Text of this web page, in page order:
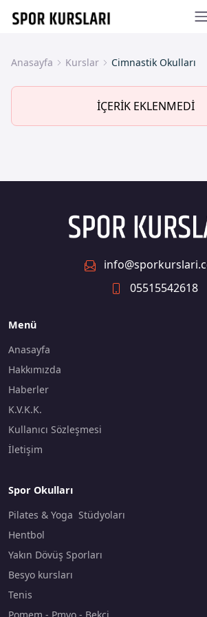
Anasayfa Kurslar Cimnastik Okulları
İÇERİK EKLENMEDİ
05515542618
Menü
Anasayfa
Hakkımızda
Haberler
K.V.K.K.
Kullanıcı Sözleşmesi
İletişim
Spor Okulları
Pilates & Yoga Stüdyoları
Hentbol
Yakın Dövüş Sporları
Besyo kursları
Tenis